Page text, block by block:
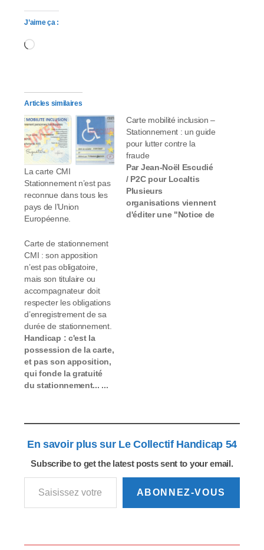
J’aime ça :
Articles similaires
La carte CMI
Stationnement n’est pas
reconnue dans tous les
pays de l’Union
Européenne.
Carte mobilité inclusion –
Stationnement : un guide
pour lutter contre la
fraude
Par Jean-Noël Escudié
/ P2C pour Localtis
Plusieurs
organisations viennent
d'éditer une "Notice de
Carte de stationnement
CMI : son apposition
n’est pas obligatoire,
mais son titulaire ou
accompagnateur doit
respecter les obligations
d’enregistrement de sa
durée de stationnement.
Handicap : c'est la
possession de la carte,
et pas son apposition,
qui fonde la gratuité
du stationnement... ...
inclusion ne dispense
limitation de durée,
stationnement par
horodateur ou système
dématérialisé. C'est ce
En savoir plus sur Le Collectif Handicap 54
Subscribe to get the latest posts sent to your email.
Saisissez votre adresse e-mail…
ABONNEZ-VOUS